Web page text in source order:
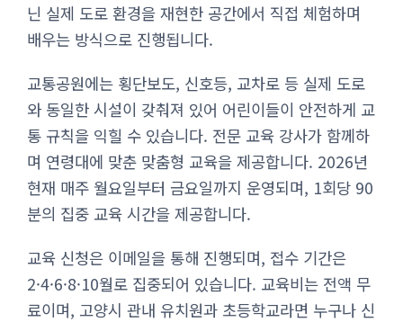
닌 실제 도로 환경을 재현한 공간에서 직접 체험하며
배우는 방식으로 진행됩니다.
교통공원에는 횡단보도, 신호등, 교차로 등 실제 도로
와 동일한 시설이 갖춰져 있어 어린이들이 안전하게 교
통 규칙을 익힐 수 있습니다. 전문 교육 강사가 함께하
며 연령대에 맞춘 맞춤형 교육을 제공합니다. 2026년
현재 매주 월요일부터 금요일까지 운영되며, 1회당 90
분의 집중 교육 시간을 제공합니다.
교육 신청은 이메일을 통해 진행되며, 접수 기간은
2·4·6·8·10월로 집중되어 있습니다. 교육비는 전액 무
료이며, 고양시 관내 유치원과 초등학교라면 누구나 신